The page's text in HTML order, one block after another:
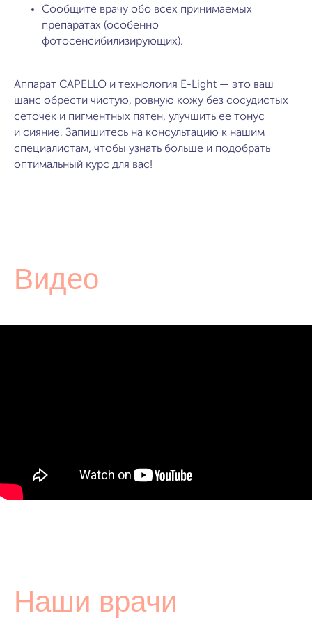
Сообщите врачу обо всех принимаемых
препаратах (особенно
фотосенсибилизирующих).
Аппарат CAPELLO и технология E-Light — это ваш
шанс обрести чистую, ровную кожу без сосудистых
сеточек и пигментных пятен, улучшить ее тонус
и сияние. Запишитесь на консультацию к нашим
специалистам, чтобы узнать больше и подобрать
оптимальный курс для вас!
Видео
Наши врачи